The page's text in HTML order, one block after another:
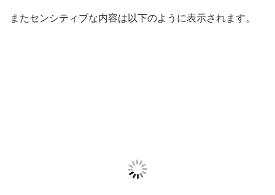
またセンシティブな内容は以下のように表示されます。